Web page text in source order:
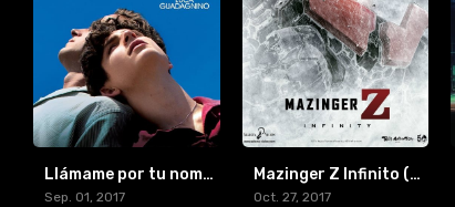
Llámame por tu nombre (2017) [BR-RIP] [HD-1080p]
Sep. 01, 2017
Mazinger Z Infinito (2017) [BR-RIP] [HD-1080p]
Oct. 27, 2017